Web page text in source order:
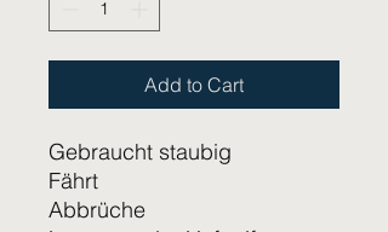
Add to Cart
Gebraucht staubig
Fährt
Abbrüche